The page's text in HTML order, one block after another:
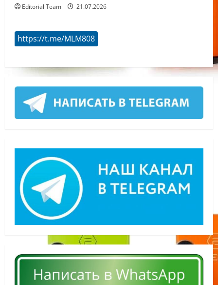
Editorial Team 21.07.2026
https://t.me/MLM808